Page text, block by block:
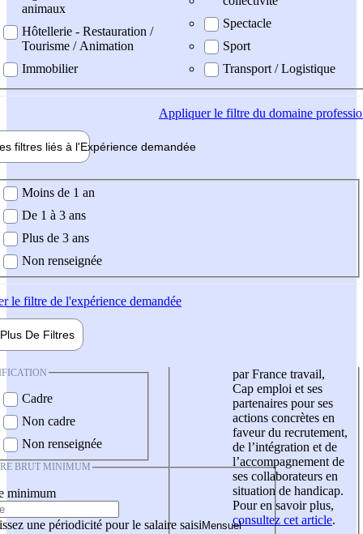
animaux
Hôtellerie - Restauration /
Tourisme / Animation
Immobilier
Spectacle
Sport
Transport / Logistique
Appliquerle filtre du domaine
filtres liés à l'Expérience demandée
demandée
Moins de 1 an
De 1 à 3 ans
Plus de 3 ans
Non renseignée
le filtre de l'expérience demandée
Plus De Filtres
Cadre
Non cadre
Non renseignée
BRUT MINIMUM
minimum
une périodicité pour le salaire saisi
par France travail,
Cap emploi et ses
partenaires pour ses
actions concrètes en
faveur du recrutement,
de l’intégration et de
l’accompagnement de
ses collaborateurs en
situation de handicap.
Pour en savoir plus,
consultez cet article.